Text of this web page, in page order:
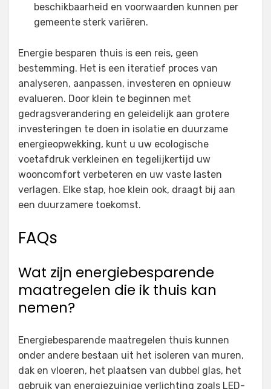
beschikbaarheid en voorwaarden kunnen per
gemeente sterk variëren.
Energie besparen thuis is een reis, geen
bestemming. Het is een iteratief proces van
analyseren, aanpassen, investeren en opnieuw
evalueren. Door klein te beginnen met
gedragsverandering en geleidelijk aan grotere
investeringen te doen in isolatie en duurzame
energieopwekking, kunt u uw ecologische
voetafdruk verkleinen en tegelijkertijd uw
wooncomfort verbeteren en uw vaste lasten
verlagen. Elke stap, hoe klein ook, draagt bij aan
een duurzamere toekomst.
FAQs
Wat zijn energiebesparende
maatregelen die ik thuis kan
nemen?
Energiebesparende maatregelen thuis kunnen
onder andere bestaan uit het isoleren van muren,
dak en vloeren, het plaatsen van dubbel glas, het
gebruik van energiezuinige verlichting zoals LED-